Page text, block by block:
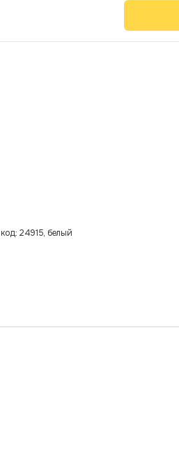
24915, белый